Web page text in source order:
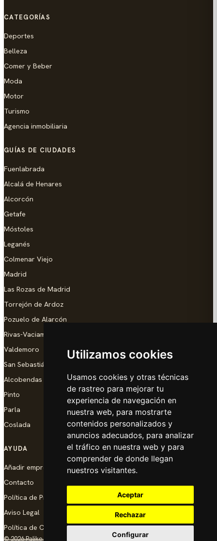
Utilizamos cookies
Usamos cookies y otras técnicas
de rastreo para mejorar tu
experiencia de navegación en
nuestra web, para mostrarte
contenidos personalizados y
anuncios adecuados, para analizar
el tráfico en nuestra web y para
comprender de donde llegan
nuestros visitantes.
Aceptar
Rechazar
Configurar
CATEGORÍAS
Deportes
Belleza
Comer y Beber
Moda
Motor
Turismo
Agencia inmobiliaria
GUÍAS DE CIUDADES
Fuenlabrada
Alcalá de Henares
Alcorcón
Getafe
Móstoles
Leganés
Colmenar Viejo
Madrid
Las Rozas de Madrid
Torrejón de Ardoz
Pozuelo de Alarcón
Rivas-Vaciamadrid
Valdemoro
San Sebastián de los Reyes
Alcobendas
Pinto
Parla
Coslada
AYUDA
Añadir empresa
Contacto
Política de Privacidad
Aviso Legal
Política de Cookies
© 2026 Palike Networks, S.L.U. Hecho con cariño en Coslada